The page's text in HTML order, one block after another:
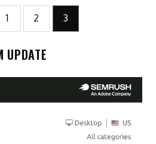
1 2 3
UPDATE